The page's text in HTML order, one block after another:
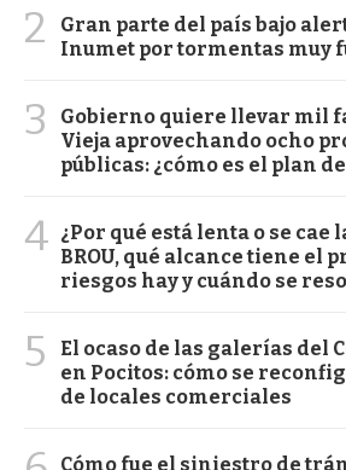
2
Gran parte del país bajo
Inumet por tormentas muy
3
Gobierno quiere llevar mil
Vieja aprovechando ocho
públicas: ¿cómo es el plan
4 ¿Por qué está lenta o se cae
BROU, qué alcance tiene el
riesgos hay y cuándo se
5
El ocaso de las galerías del
en Pocitos: cómo se
de locales comerciales
Cómo fue el siniestro de